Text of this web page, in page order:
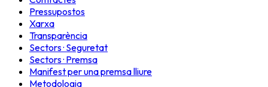
Pressupostos
Xarxa
Transparència
Sectors · Seguretat
Sectors · Premsa
Manifest per una premsa lliure
Metodologia